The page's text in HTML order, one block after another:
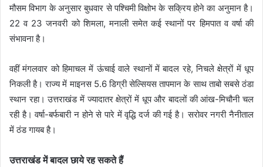
मौसम विभाग के अनुसार बुधवार से पश्चिमी विक्षोभ के सक्रिय होने का अनुमान है।
22 व 23 जनवरी को शिमला, मनाली समेत कई स्थानों पर हिमपात व वर्षा की
संभावना है।
वहीं मंगलवार को हिमाचल में ऊंचाई वाले स्थानों में बादल रहे, निचले क्षेत्रों में धूप
निकली है। राज्य में माइनस 5.6 डिग्री सेल्सियस तापमान के साथ ताबो सबसे ठंडा
स्थान रहा। उत्तराखंड में ज्यादातर क्षेत्रों में धूप और बादलों की आंख-मिचौनी चल
रही है। वर्षा-बर्फबारी न होने से पारे में वृद्धि दर्ज की गई है। सरोवर नगरी नैनीताल
में ठंड गायब है।
उत्तराखंड में बादल छाये रह सकते हैं